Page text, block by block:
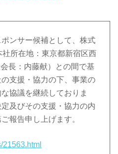
ンサー候補として、株式
所在地：東京都新宿区西
長：内藤献）との間で基
支援・協力の下、事業の
協議を継続しておりま
及びその支援・協力の内
報告申し上げます。
21563.html